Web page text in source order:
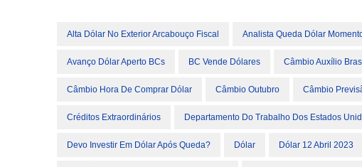
Alta Dólar No Exterior Arcabouço Fiscal Analista Queda Dólar
Avanço Dólar Aperto BCs BC Vende Dólares Câmbio Auxílio
Câmbio Hora De Comprar Dólar Câmbio Outubro Câmbio
Créditos Extraordinários Departamento Do Trabalho Dos Estados
Devo Investir Em Dólar Após Queda? Dólar Dólar 12 Abril 2023